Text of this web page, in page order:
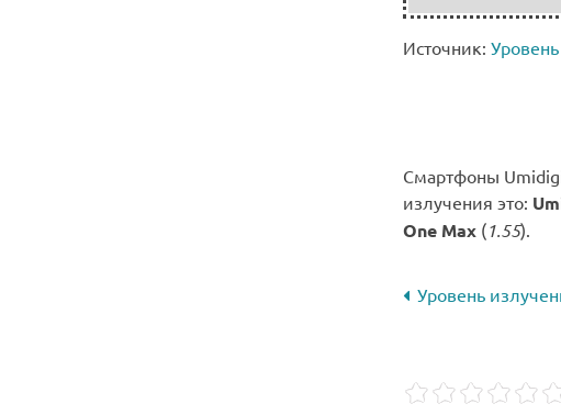
Источник:
Смартфоны
излучения это:
One Max (1.55).
Уровень